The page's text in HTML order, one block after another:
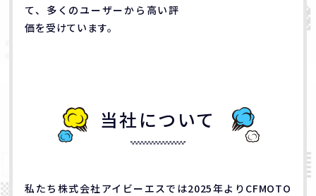
て、多くのユーザーから高い評
価を受けています。
当社について
私たち株式会社アイビーエスでは2025年よりCFMOTO